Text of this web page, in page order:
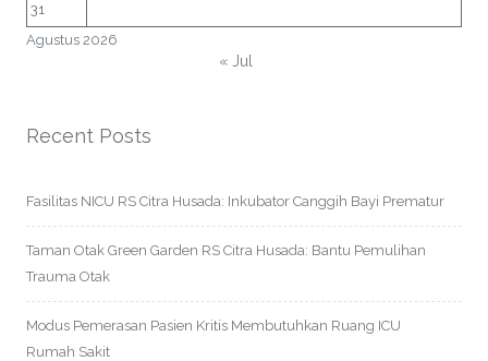
Agustus 2026
31
« Jul
Recent Posts
Fasilitas NICU RS Citra Husada: Inkubator Canggih Bayi Prematur
Taman Otak Green Garden RS Citra Husada: Bantu Pemulihan
Trauma Otak
Modus Pemerasan Pasien Kritis Membutuhkan Ruang ICU
Rumah Sakit